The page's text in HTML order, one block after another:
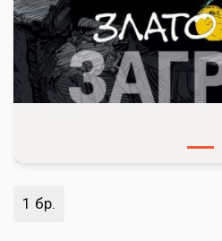
КОНСЕРВИРАНИ
ЯДКИ И ТАХАНИ
ВЕГАН ПРОДУКТИ
1 бр.